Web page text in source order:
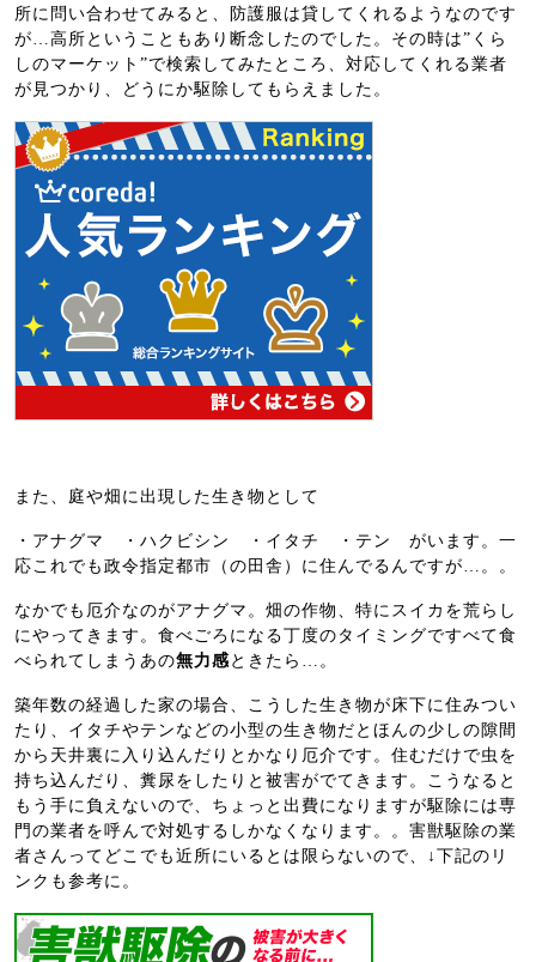
所に問い合わせてみると、防護服は貸してくれるようなのです
が…高所ということもあり断念したのでした。その時は”くら
しのマーケット”で検索してみたところ、対応してくれる業者
が見つかり、どうにか駆除してもらえました。
また、庭や畑に出現した生き物として
・アナグマ ・ハクビシン ・イタチ ・テン がいます。一
応これでも政令指定都市（の田舎）に住んでるんですが…。。
なかでも厄介なのがアナグマ。畑の作物、特にスイカを荒らし
にやってきます。食べごろになる丁度のタイミングですべて食
べられてしまうあの無力感 ときたら…。
築年数の経過した家の場合、こうした生き物が床下に住みつい
たり、イタチやテンなどの小型の生き物だとほんの少しの隙間
から天井裏に入り込んだりとかなり厄介です。住むだけで虫を
持ち込んだり、糞尿をしたりと被害がでてきます。こうなると
もう手に負えないので、ちょっと出費になりますが駆除には専
門の業者を呼んで対処するしかなくなります。。害獣駆除の業
者さんってどこでも近所にいるとは限らないので、↓下記のリ
ンクも参考に。